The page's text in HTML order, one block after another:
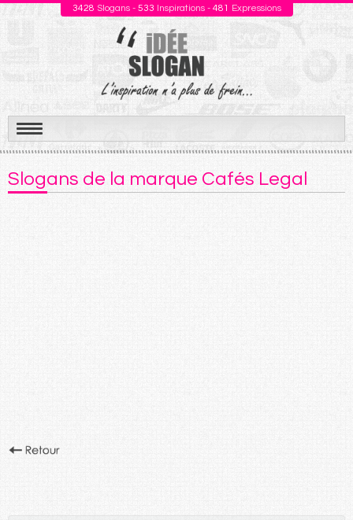
3428 Slogans - 533 Inspirations - 481 Expressions
Aller
au
contenu
Slogans de la marque Cafés Legal